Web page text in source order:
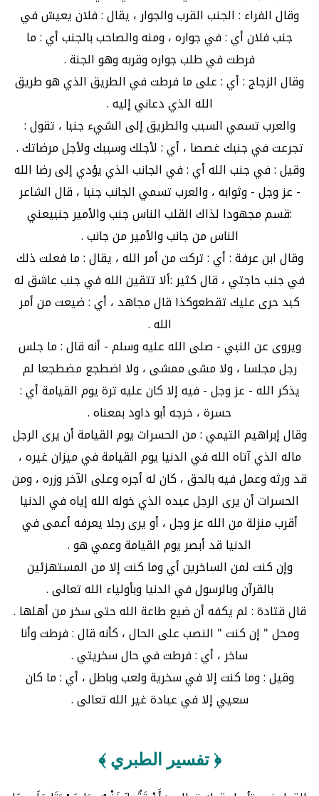
وقال الفراء : الجنب القرب والجوار ، يقال : فلان يعيش في
جنب فلان أي : في جواره ، ومنه والصاحب بالجنب أي : ما
فرطت في طلب جواره وقربه وهو الجنة .
وقال الزجاج : أي : على ما فرطت في الطريق الذي هو طريق
الله الذي دعاني إليه .
والعرب تسمي السبب والطريق إلى الشيء جنبا ، تقول :
تجرعت في جنبك غصصا ، أي : لأجلك وسببك ولأجل مرضاتك .
وقيل : في جنب الله أي : في الجانب الذي يؤدي إلى رضا الله
- عز وجل - وثوابه ، والعرب تسمي الجانب جنبا ، قال الشاعر
:قسم مجهودا لذاك القلب الناس جنب والأمير جنبيعني
الناس من جانب والأمير من جانب .
وقال ابن عرفة : أي : تركت من أمر الله ، يقال : ما فعلت ذلك
في جنب حاجتي ، قال كثير :ألا تتقين الله في جنب عاشق له
كبد حرى عليك تقطعوكذا قال مجاهد ، أي : ضيعت من أمر
الله .
ويروى عن النبي - صلى الله عليه وسلم - أنه قال : ما جلس
رجل مجلسا ، ولا مشى ممشى ، ولا اضطجع مضطجعا لم
يذكر الله - عز وجل - فيه إلا كان عليه ترة يوم القيامة أي :
حسرة ، خرجه أبو داود بمعناه .
وقال إبراهيم التيمي : من الحسرات يوم القيامة أن يرى الرجل
ماله الذي آتاه الله في الدنيا يوم القيامة في ميزان غيره ،
قد ورثه وعمل فيه بالحق ، كان له أجره وعلى الآخر وزره ، ومن
الحسرات أن يرى الرجل عبده الذي خوله الله إياه في الدنيا
أقرب منزلة من الله عز وجل ، أو يرى رجلا يعرفه أعمى في
الدنيا قد أبصر يوم القيامة وعمي هو .
وإن كنت لمن الساخرين أي وما كنت إلا من المستهزئين
بالقرآن وبالرسول في الدنيا وبأولياء الله تعالى .
قال قتادة : لم يكفه أن ضيع طاعة الله حتى سخر من أهلها .
ومحل " إن كنت " النصب على الحال ، كأنه قال : فرطت وأنا
ساخر ، أي : فرطت في حال سخريتي .
وقيل : وما كنت إلا في سخرية ولعب وباطل ، أي : ما كان
سعيي إلا في عبادة غير الله تعالى .
﴿ تفسير الطبري ﴾